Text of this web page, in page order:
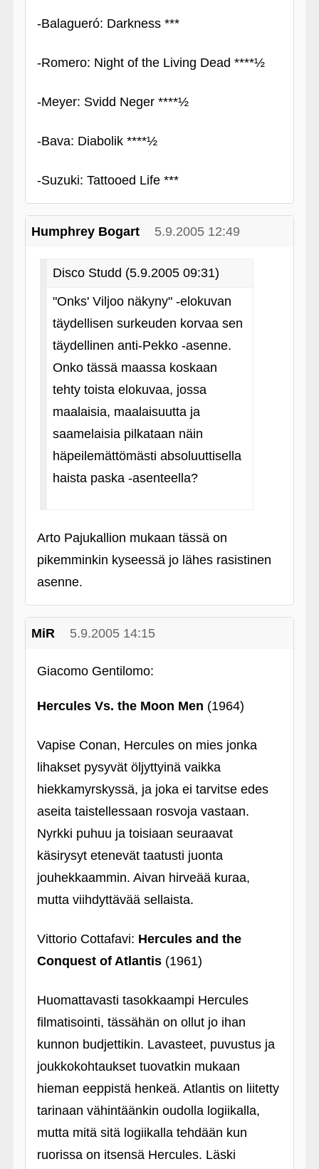
‑Balagueró: Darkness ***
‑Romero: Night of the Living Dead ****½
‑Meyer: Svidd Neger ****½
‑Bava: Diabolik ****½
‑Suzuki: Tattooed Life ***
Humphrey Bogart 5.9.2005 12:49
Disco Studd (5.9.2005 09:31)
"Onks' Viljoo näkyny" ‑elokuvan
täydellisen surkeuden korvaa sen
täydellinen anti-Pekko ‑asenne.
Onko tässä maassa koskaan
tehty toista elokuvaa, jossa
maalaisia, maalaisuutta ja
saamelaisia pilkataan näin
häpeilemättömästi absoluuttisella
haista paska ‑asenteella?
Arto Pajukallion mukaan tässä on
pikemminkin kyseessä jo lähes rasistinen
asenne.
MiR 5.9.2005 14:15
Giacomo Gentilomo:
Hercules Vs. the Moon Men (1964)
Vapise Conan, Hercules on mies jonka
lihakset pysyvät öljyttyinä vaikka
hiekkamyrskyssä, ja joka ei tarvitse edes
aseita taistellessaan rosvoja vastaan.
Nyrkki puhuu ja toisiaan seuraavat
käsirysyt etenevät taatusti juonta
jouhekkaammin. Aivan hirveää kuraa,
mutta viihdyttävää sellaista.
Vittorio Cottafavi: Hercules and the
Conquest of Atlantis(1961)
Huomattavasti tasokkaampi Hercules
filmatisointi, tässähän on ollut jo ihan
kunnon budjettikin. Lavasteet, puvustus ja
joukkokohtaukset tuovatkin mukaan
hieman eeppistä henkeä. Atlantis on liitetty
tarinaan vähintäänkin oudolla logiikalla,
mutta mitä sitä logiikalla tehdään kun
ruorissa on itsensä Hercules. Läski